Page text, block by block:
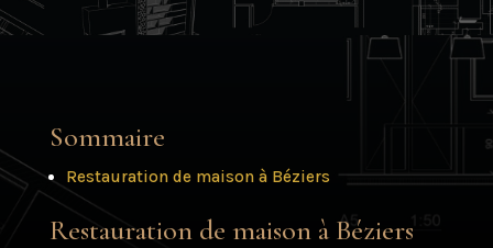
Sommaire
Restauration de maison à Béziers
Restauration de maison à Béziers